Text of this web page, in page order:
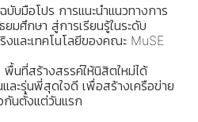
บับมือโปร การแนะนำแนวทางการ
มศึกษา สู่การเรียนรู้ในระดับ
และเทคโนโลยีของคณะ MuSE
พื้นที่สร้างสรรค์ให้นิสิตใหม่ได้
ละรุ่นพี่สุดใจดี เพื่อสร้างเครือข่าย
กันตั้งแต่วันแรก